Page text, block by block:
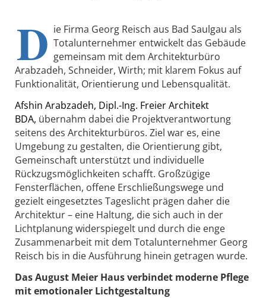
D ie Firma Georg Reisch aus Bad Saulgau als
Totalunternehmer entwickelt das Gebäude
gemeinsam mit dem Architekturbüro
Arabzadeh, Schneider, Wirth; mit klarem Fokus auf
Funktionalität, Orientierung und Lebensqualität.
Afshin Arabzadeh, Dipl.-Ing. Freier Architekt
BDA, übernahm dabei die Projektverantwortung
seitens des Architekturbüros. Ziel war es, eine
Umgebung zu gestalten, die Orientierung gibt,
Gemeinschaft unterstützt und individuelle
Rückzugsmöglichkeiten schafft. Großzügige
Fensterflächen, offene Erschließungswege und
gezielt eingesetztes Tageslicht prägen daher die
Architektur – eine Haltung, die sich auch in der
Lichtplanung widerspiegelt und durch die enge
Zusammenarbeit mit dem Totalunternehmer Georg
Reisch bis in die Ausführung hinein getragen wurde.
Das August Meier Haus verbindet moderne Pflege
mit emotionaler Lichtgestaltung